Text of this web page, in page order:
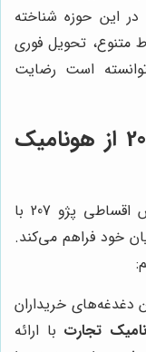
در این حوزه شناخته
متنوع، تحویل فوری
است رضایت
مزایای خرید اقساطی پژو 207 از هونامیک
، با ارائه طرح‌های فروش اقساطی پژو 207 با
خود فراهم می‌کند.
دغدغه‌های خریداران
تجارت با ارائه